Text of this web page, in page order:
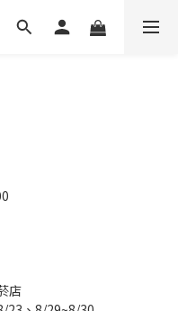
店